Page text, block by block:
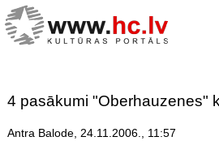
4 pasākumi "Oberhauzenes"
Antra Balode, 24.11.2006., 11:57